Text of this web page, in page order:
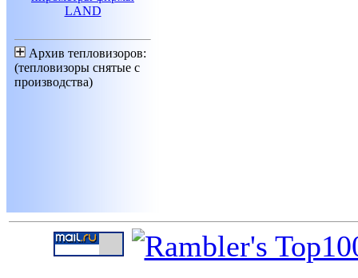
LAND
Архив тепловизоров:
(тепловизоры снятые с
производства)